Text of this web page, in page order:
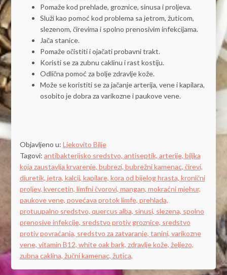
Pomaže kod prehlade, groznice, sinusa i proljeva.
Služi kao pomoć kod problema sa jetrom, žuticom,
slezenom, čirevima i spolno prenosivim infekcijama.
Jača stanice.
Pomaže očistiti i ojačati probavni trakt.
Koristi se za zubnu caklinu i rast kostiju.
Odlična pomoć za bolje zdravlje kože.
Može se koristiti se za jačanje arterija, vene i kapilara,
osobito je dobra za varikozne i paukove vene.
Objavljeno u: Ljekovito Bilje
Tagovi: antibakterijsko sredstvo, antiseptik, arterije, biljka
koja zaustavlja krvarenje, bubrezi, bubrežni kamenac, čirevi,
diuretik, jetra, kalcij, kapilare, kora od bijelog hrasta, kronični
proljev, kvercetin, limfni čvorovi, mangan, mokraćni mjehur,
paukove vene, povećava protok limfe, prehlada,
protuupalno sredstvo, quercus alba, sinusi, slezena, spolno
prenosive infekcije, sredstvo protiv groznice, sredstvo
protiv povraćanja, sredstvo za zatvaranje, tanini, varikozne
vene, vitamin B12, white oak bark, zdravlje kože, željezo,
zubna caklina, žučni kamenac, žutica,